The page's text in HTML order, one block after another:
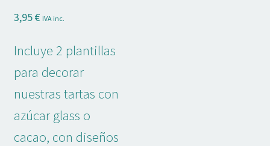
Textil
3,95€ IVA inc.
Incluye 2 plantillas
para decorar
nuestras tartas con
azúcar glass o
cacao, con diseños